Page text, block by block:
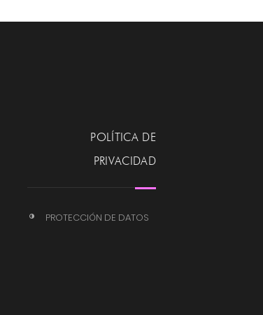
POLÍTICA DE
PRIVACIDAD
PROTECCIÓN DE DATOS